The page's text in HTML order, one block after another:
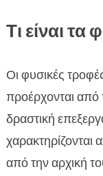
Τι είναι τα
Οι φυσικές
προέρχονται από
δραστική
χαρακτηρίζονται
από την αρχική